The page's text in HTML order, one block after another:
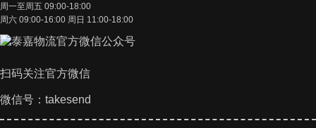
周一至周五 09:00-18:00
周六 09:00-16:00 周日 11:00-18:00
扫码关注官方微信
微信号：takesend